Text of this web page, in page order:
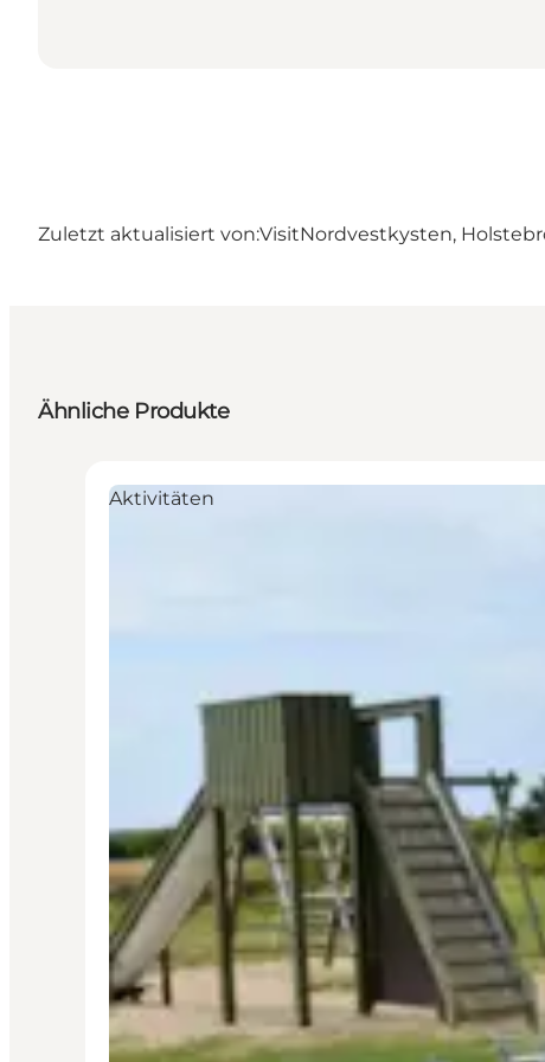
Zuletzt aktualisiert von:VisitNordvestkysten,
Ähnliche Produkte
Aktivitäten